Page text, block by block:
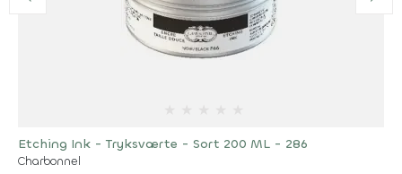
Etching Ink - Tryksværte - Sort 200 ML - 286
Charbonnel